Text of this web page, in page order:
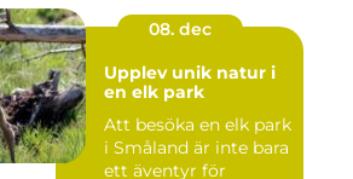
08. dec
Upplev unik natur i
en elk park
Att besöka en elk park
i Småland är inte bara
ett äventyr för